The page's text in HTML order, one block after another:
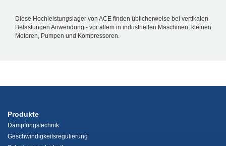
Diese Hochleistungslager von ACE finden üblicherweise bei vertikalen
Belastungen Anwendung - vor allem in industriellen Maschinen, kleinen
Motoren, Pumpen und Kompressoren.
Produkte
Dämpfungstechnik
Geschwindigkeitsregulierung